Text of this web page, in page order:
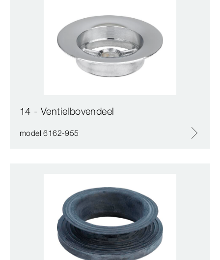
14 - Ventielbovendeel
model 6162-955